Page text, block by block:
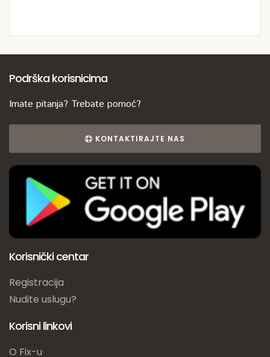
Podrška korisnicima
Imate pitanja? Trebate pomoć?
KONTAKTIRAJTE NAS
Korisnički centar
Registracija
Nudite uslugu?
Korisni linkovi
O Fix-u